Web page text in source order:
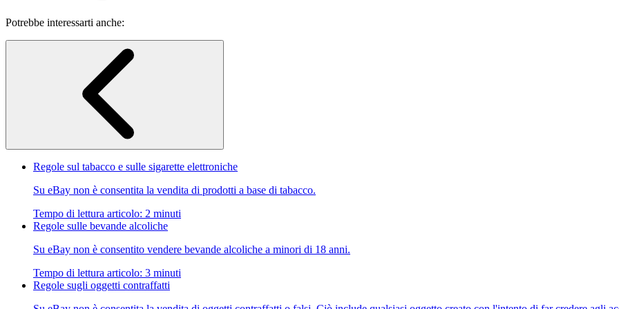
Potrebbe interessarti anche:
Regole sul tabacco e sulle sigarette elettroniche
Su eBay non è consentita la vendita di prodotti a base di tabacco.
Tempo di lettura articolo: 2 minuti
Regole sulle bevande alcoliche
Su eBay non è consentito vendere bevande alcoliche a minori di 18 anni.
Tempo di lettura articolo: 3 minuti
Regole sugli oggetti contraffatti